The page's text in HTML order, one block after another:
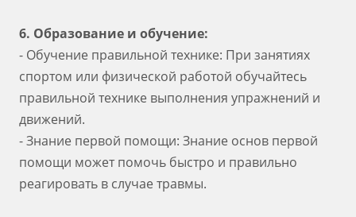
6. Образование и обучение:
- Обучение правильной технике: При занятиях
спортом или физической работой обучайтесь
правильной технике выполнения упражнений и
движений.
- Знание первой помощи: Знание основ первой
помощи может помочь быстро и правильно
реагировать в случае травмы.